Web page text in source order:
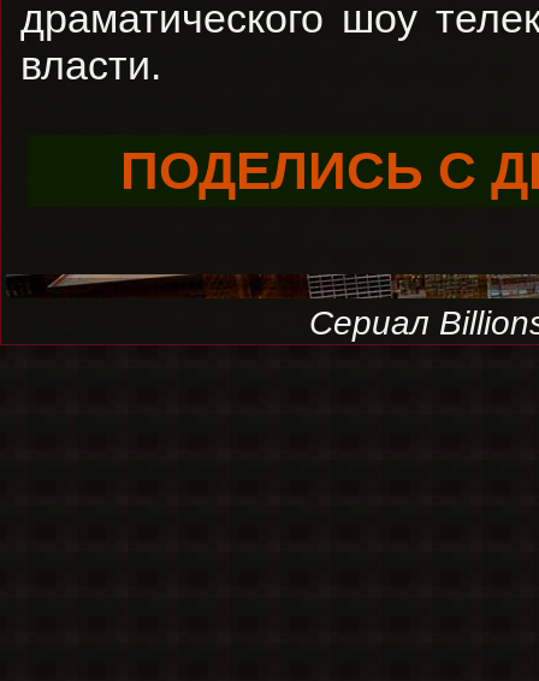
драматического шоу
власти.
ПОДЕЛИСЬ С
Сериал